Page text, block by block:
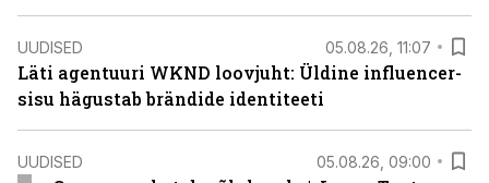
UUDISED 05.08.26, 11:07
Läti agentuuri WKND loovjuht: Üldine influencer-
sisu hägustab brändide identiteeti
UUDISED 05.08.26, 09:00